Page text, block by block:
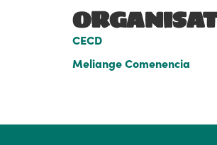
CECD
Meliange Comenencia